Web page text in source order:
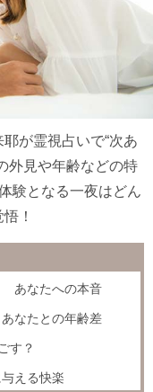
が霊視占いで“次あ
外見や年齢などの特
験となる一夜はどん
！
あなたへの本音
なたとの年齢差
す？
える快楽